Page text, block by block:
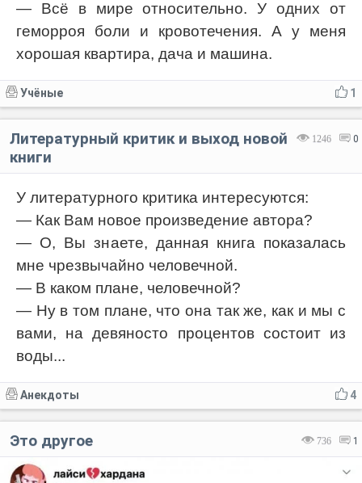
— Всё в мире относительно. У одних от
геморроя боли и кровотечения. А у меня
хорошая квартира, дача и машина.
1
Учёные
1246 0
Литературный критик и выход новой
книги
У литературного критика интересуются:
— Как Вам новое произведение автора?
— О, Вы знаете, данная книга показалась
мне чрезвычайно человечной.
— В каком плане, человечной?
— Ну в том плане, что она так же, как и мы с
вами, на девяносто процентов состоит из
воды...
4
Анекдоты
736 1
Это другое